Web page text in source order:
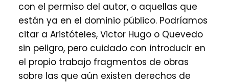
con el permiso del autor, o aquellas que
están ya en el dominio público. Podríamos
citar a Aristóteles, Victor Hugo o Quevedo
sin peligro, pero cuidado con introducir en
el propio trabajo fragmentos de obras
sobre las que aún existen derechos de